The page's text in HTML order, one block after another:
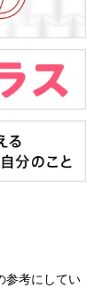
参考にしてい